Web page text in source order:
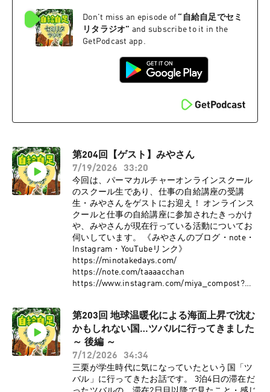
Instagram:
https://www.instagram.com/minimal_papa ●三
栗祐己X: https://x.com/PermacultureLab ●パー
Facebook:https://www.facebook.com/permacult
urelaboratory ●パーマカルチャー研究所
https://www.youtube.com/channel/UC8uYYaAG
mtKkQQrnyelLsSwCopyright © 2026 OTO-KOE
All Rights Reserved.
Don't miss an episode of “ 自給自足でセミ
リタラジオ” and subscribe to it in the
GetPodcast app.
第204回【ゲスト】みやさん
7/19/2026
33:20
今回は、パーマカルチャーオンラインスクール
のスクール生であり、仕事の自給講座の受講
生・みやさんをゲストにお迎え！ オンラインス
クールと仕事の自給講座に参加されたきっかけ
や、みやさんが現在行っている活動についてお
伺いしています。 《みやさんのブログ・note・
Instagram・YouTubeリンク》
https://minotakedays.com/
https://note.com/taaaacchan
https://www.instagram.com/miya_compost?
https://youtube.com/@tacchan_fishing?
si=A0A97QQ2QOzcCSD5 《三栗の新刊チェック
はこちらから》 https://amzn.to/4pOJXoh 《三
栗祐己・三栗沙恵の著書はこちらから》
https://shop.ruralnet.or.jp/b_no=01_54023150/
《番組へのメッセージはこちらから》
https://permaculture-life2.com/p/r/oCg7BjMM
第203回 地球温暖化による海面上昇で沈む
かもしれない国…ツバルに行ってきました
～ 後編 ～
7/12/2026
34:34
三栗が学生時代に気になっていたという国「ツ
バル」に行ってきたお話です。 3泊4日の滞在だ